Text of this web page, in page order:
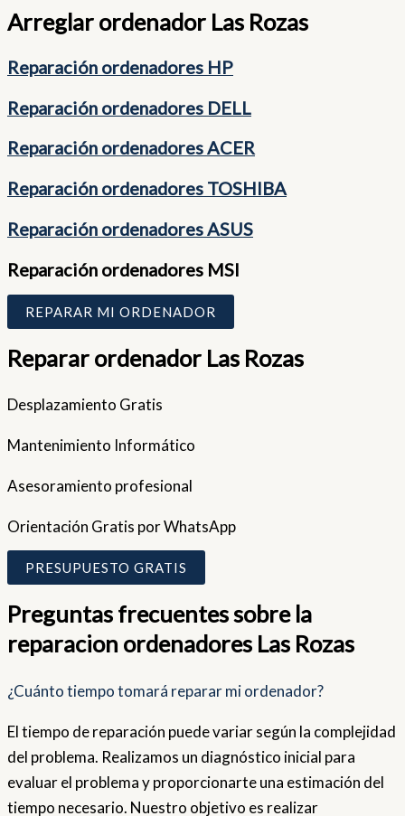
Arreglar ordenador Las Rozas
Reparación ordenadores HP
Reparación ordenadores DELL
Reparación ordenadores ACER
Reparación ordenadores TOSHIBA
Reparación ordenadores ASUS
Reparación ordenadores MSI
REPARAR MI ORDENADOR
Reparar ordenador Las Rozas
Desplazamiento Gratis
Mantenimiento Informático
Asesoramiento profesional
Orientación Gratis por WhatsApp
PRESUPUESTO GRATIS
Preguntas frecuentes sobre la
reparacion ordenadores Las Rozas
¿Cuánto tiempo tomará reparar mi ordenador?
El tiempo de reparación puede variar según la complejidad
del problema. Realizamos un diagnóstico inicial para
evaluar el problema y proporcionarte una estimación del
tiempo necesario. Nuestro objetivo es realizar